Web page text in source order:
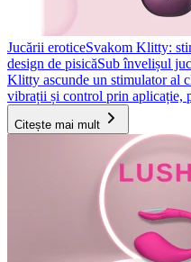
Jucării eroticeSvakom Klitty:
design de pisicăSub învelișul
Klitty ascunde un stimulator al
vibrații și control prin aplicație,
Citește mai mult